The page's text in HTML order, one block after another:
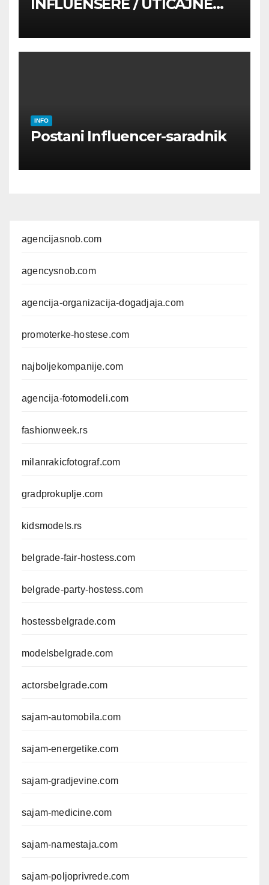
INFLUENSERE / UTICAJNE
INFO
Postani Influencer-saradnik
agencijasnob.com
agencysnob.com
agencija-organizacija-dogadjaja.com
promoterke-hostese.com
najboljekompanije.com
agencija-fotomodeli.com
fashionweek.rs
milanrakicfotograf.com
gradprokuplje.com
kidsmodels.rs
belgrade-fair-hostess.com
belgrade-party-hostess.com
hostessbelgrade.com
modelsbelgrade.com
actorsbelgrade.com
sajam-automobila.com
sajam-energetike.com
sajam-gradjevine.com
sajam-medicine.com
sajam-namestaja.com
sajam-poljoprivrede.com